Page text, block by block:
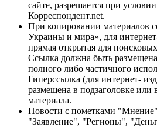
сайте, разрешается при
Корреспондент.net.
При копировании материалов
Украины и мира», для
прямая открытая для
Ссылка должна быть
полного либо частичного
Гиперссылка (для интернет-
размещена в подзаголовке или
материала.
Новости с пометками
"Заявление", "Регионы",